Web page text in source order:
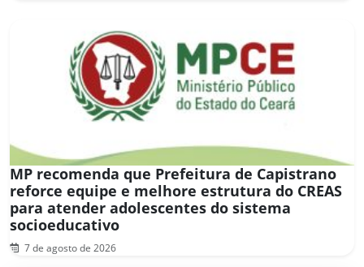
MP recomenda que Prefeitura de Capistrano
reforce equipe e melhore estrutura do CREAS
para atender adolescentes do sistema
socioeducativo
7 de agosto de 2026